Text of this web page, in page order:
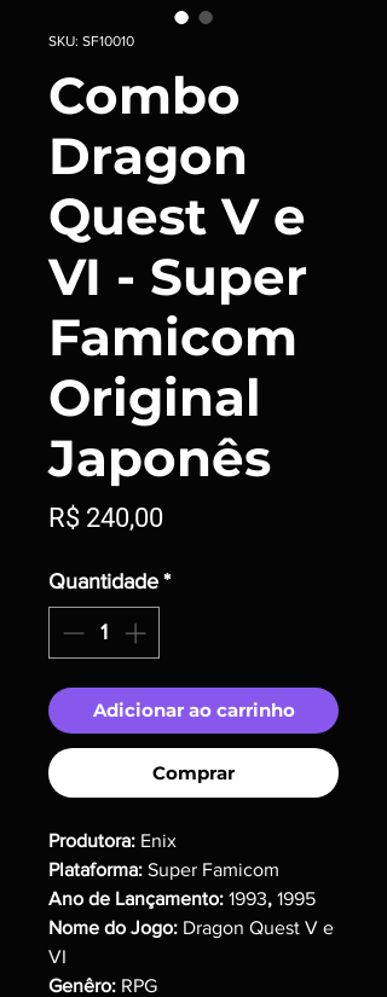
SKU: SF10010
Combo
Dragon
Quest V e
VI - Super
Famicom
Original
Japonês
R$ 240,00Preço
Quantidade *
Adicionar ao carrinho
Comprar
Produtora: Enix
Plataforma: Super Famicom
Ano de Lançamento: 1993, 1995
Nome do Jogo: Dragon Quest V e
VI
Genêro: RPG